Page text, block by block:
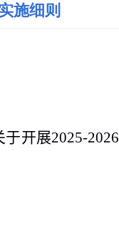
施细则
于开展2025-2026